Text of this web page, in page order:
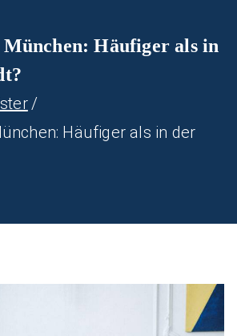
München: Häufiger als in
Häufiger als in der